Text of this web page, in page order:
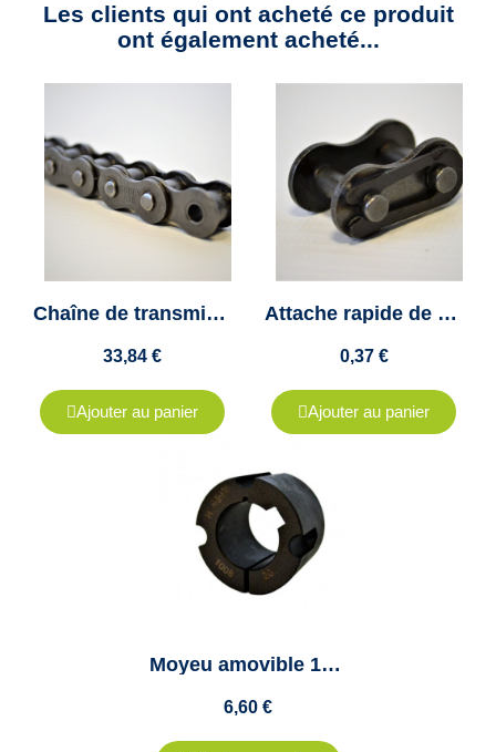
Les clients qui ont acheté ce produit
ont également acheté...
Chaîne de transmission simple ISO 06B1 au pas de 9.52mm - 5 mètres
33,84 €
Ajouter au panier
Attache rapide de chaîne simple ISO 06B1 - Pas de 9.52mm
0,37 €
Ajouter au panier
Moyeu amovible 1008 diamètre 25mm - "Taper lock 1008" - Clavette 8x3.3mm
6,60 €